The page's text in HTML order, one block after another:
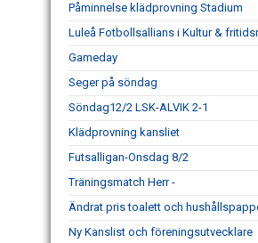
Påminnelse klädprovning Stadium
Luleå Fotbollsallians i Kultur &
Gameday
Seger på söndag
Söndag12/2 LSK-ALVIK 2-1
Klädprovning kansliet
Futsalligan-Onsdag 8/2
Träningsmatch Herr -
Ändrat pris toalett och
Ny Kanslist och föreningsutvecklare